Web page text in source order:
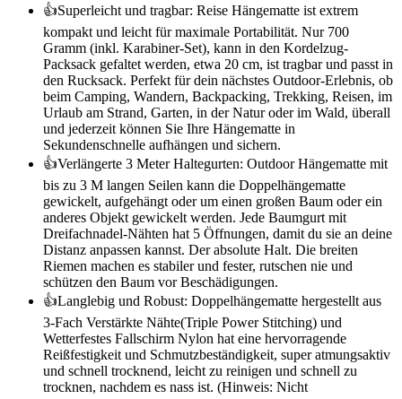
👍Superleicht und tragbar: Reise Hängematte ist extrem
kompakt und leicht für maximale Portabilität. Nur 700
Gramm (inkl. Karabiner-Set), kann in den Kordelzug-
Packsack gefaltet werden, etwa 20 cm, ist tragbar und passt in
den Rucksack. Perfekt für dein nächstes Outdoor-Erlebnis, ob
beim Camping, Wandern, Backpacking, Trekking, Reisen, im
Urlaub am Strand, Garten, in der Natur oder im Wald, überall
und jederzeit können Sie Ihre Hängematte in
Sekundenschnelle aufhängen und sichern.
👍Verlängerte 3 Meter Haltegurten: Outdoor Hängematte mit
bis zu 3 M langen Seilen kann die Doppelhängematte
gewickelt, aufgehängt oder um einen großen Baum oder ein
anderes Objekt gewickelt werden. Jede Baumgurt mit
Dreifachnadel-Nähten hat 5 Öffnungen, damit du sie an deine
Distanz anpassen kannst. Der absolute Halt. Die breiten
Riemen machen es stabiler und fester, rutschen nie und
schützen den Baum vor Beschädigungen.
👍Langlebig und Robust: Doppelhängematte hergestellt aus
3-Fach Verstärkte Nähte(Triple Power Stitching) und
Wetterfestes Fallschirm Nylon hat eine hervorragende
Reißfestigkeit und Schmutzbeständigkeit, super atmungsaktiv
und schnell trocknend, leicht zu reinigen und schnell zu
trocknen, nachdem es nass ist. (Hinweis: Nicht